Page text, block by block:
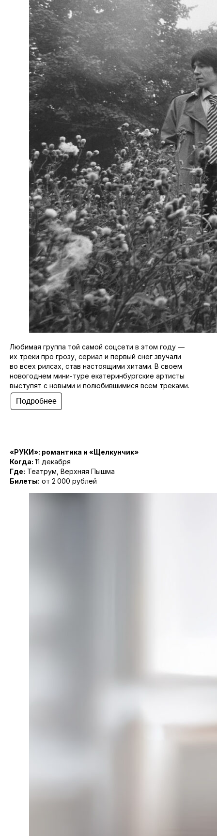
Любимая группа той самой соцсети в этом году —
их треки про грозу, сериал и первый снег звучали
во всех рилсах, став настоящими хитами. В своем
новогоднем мини-туре екатеринбургские артисты
выступят с новыми и полюбившимися всем треками.
Подробнее
«РУКИ»: романтика и «Щелкунчик»
Когда: 11 декабря
Где: Театрум, Верхняя Пышма
Билеты: от 2 000 рублей